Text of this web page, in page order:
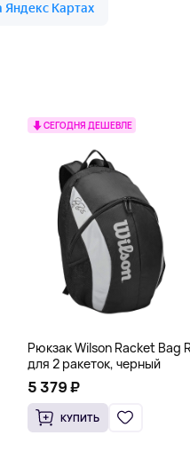
СЕГОДНЯ ДЕШЕВЛЕ
Рюкзак Wilson Racket Bag
для 2 ракеток, черный
5 379 ₽
КУПИТЬ